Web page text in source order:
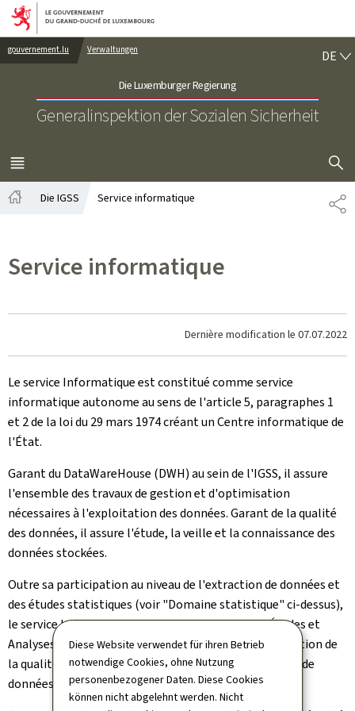
Diese Website verwendet für ihren Betrieb
notwendige Cookies, ohne Nutzung
personenbezogener Daten. Diese Cookies
können nicht abgelehnt werden. Nicht
Zur Hauptnavigation
Zum Inhalt
gouvernement.lu Verwaltungen
Die Luxemburger Regierung
Generalinspektion der Sozialen Sicherheit
DE
MENÜ
HAUPT-
Die IGSS Service informatique
Service informatique
Dernière modification le 07.07.2022
Le service Informatique est constitué comme service
informatique autonome au sens de l'article 5, paragraphes 1
et 2 de la loi du 29 mars 1974 créant un Centre informatique de
l'État.
Garant du DataWareHouse (DWH) au sein de l'IGSS, il assure
l'ensemble des travaux de gestion et d'optimisation
nécessaires à l'exploitation des données. Garant de la qualité
des données, il assure l'étude, la veille et la connaissance des
données stockées.
Outre sa participation au niveau de l'extraction de données et
des études statistiques (voir "Domaine statistique" ci-dessus),
le service Informatique collabore avec le service Études et
Analyses et avec la Cellule Emploi-Travail à l'amélioration de
la qualité des données et au traitement des demandes de
données détaillées.